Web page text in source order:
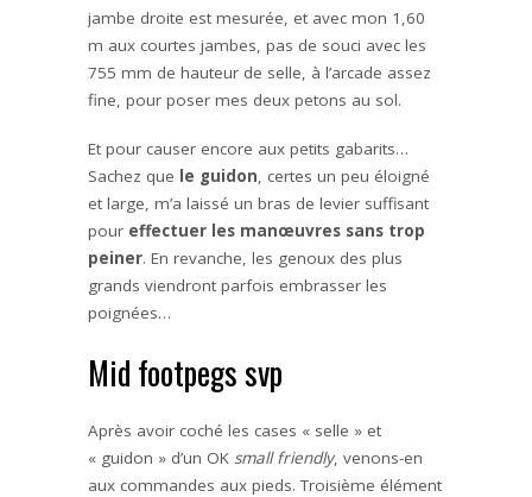
jambe droite est mesurée, et avec mon 1,60
m aux courtes jambes, pas de souci avec les
755 mm de hauteur de selle, à l’arcade assez
fine, pour poser mes deux petons au sol.
Et pour causer encore aux petits gabarits…
Sachez que le guidon, certes un peu éloigné
et large, m’a laissé un bras de levier suffisant
pour effectuer les manœuvres sans trop
peiner. En revanche, les genoux des plus
grands viendront parfois embrasser les
poignées…
Mid footpegs svp
Après avoir coché les cases « selle » et
« guidon » d’un OK small friendly, venons-en
aux commandes aux pieds. Troisième élément